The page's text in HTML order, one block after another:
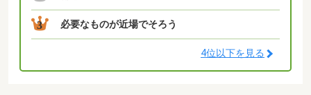
3 必要なものが近場でそろう
4位以下を見る